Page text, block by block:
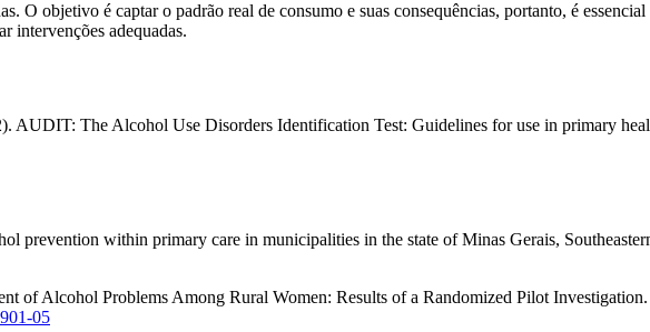
O objetivo é captar o padrão real de consumo e suas consequências, portanto, é
intervenções adequadas.
AUDIT: The Alcohol Use Disorders Identification Test: Guidelines for use in primary
prevention within primary care in municipalities in the state of Minas Gerais,
of Alcohol Problems Among Rural Women: Results of a Randomized Pilot Investigation.
05